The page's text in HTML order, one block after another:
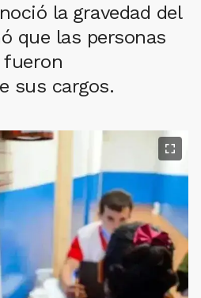
la gravedad del
que las personas
fueron
sus cargos.